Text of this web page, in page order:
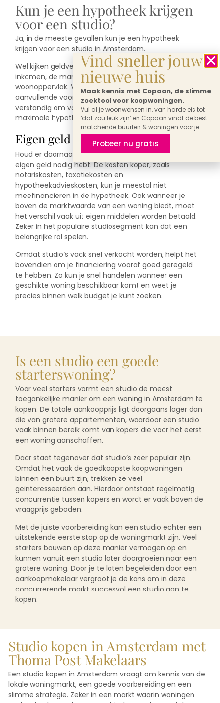
Kun je een hypotheek krijgen
voor een studio?
Ja, in de meeste gevallen kun je een hypotheek
krijgen voor een studio in Amsterdam.
Wel kijken geldverstrekkers onder andere naar je
inkomen, de marktwaarde van de woning en het
woonoppervlak. Voor kleinere woningen kunnen
aanvullende voorwaarden gelden. Daarom is het
verstandig om vooraf inzicht te krijgen in je
maximale hypotheek.
Eigen geld
Houd er daarnaast rekening mee dat je vrijwel altijd
eigen geld nodig hebt. De kosten koper, zoals
notariskosten, taxatiekosten en
hypotheekadvieskosten, kun je meestal niet
meefinancieren in de hypotheek. Ook wanneer je
boven de marktwaarde van een woning biedt, moet
het verschil vaak uit eigen middelen worden betaald.
Zeker in het populaire studiosegment kan dat een
belangrijke rol spelen.
Omdat studio’s vaak snel verkocht worden, helpt het
bovendien om je financiering vooraf goed geregeld
te hebben. Zo kun je snel handelen wanneer een
geschikte woning beschikbaar komt en weet je
precies binnen welk budget je kunt zoeken.
Is een studio een goede
starterswoning?
Voor veel starters vormt een studio de meest
toegankelijke manier om een woning in Amsterdam te
kopen. De totale aankoopprijs ligt doorgaans lager dan
die van grotere appartementen, waardoor een studio
vaak binnen bereik komt van kopers die voor het eerst
een woning aanschaffen.
Daar staat tegenover dat studio’s zeer populair zijn.
Omdat het vaak de goedkoopste koopwoningen
binnen een buurt zijn, trekken ze veel
geïnteresseerden aan. Hierdoor ontstaat regelmatig
concurrentie tussen kopers en wordt er vaak boven de
vraagprijs geboden.
Met de juiste voorbereiding kan een studio echter een
uitstekende eerste stap op de woningmarkt zijn. Veel
starters bouwen op deze manier vermogen op en
kunnen vanuit een studio later doorgroeien naar een
grotere woning. Door je te laten begeleiden door een
aankoopmakelaar vergroot je de kans om in deze
concurrerende markt succesvol een studio aan te
kopen.
Studio kopen in Amsterdam met
Thoma Post Makelaars
Een studio kopen in Amsterdam vraagt om kennis van de
lokale woningmarkt, een goede voorbereiding en een
slimme strategie. Zeker in een markt waarin woningen
Vind sneller jouw
nieuwe huis
Maak kennis met Copaan, de slimme
zoektool voor koopwoningen.
Vul al je woonwensen in, van harde eis tot
‘dat zou leuk zijn’ en Copaan vindt de best
matchende buurten & woningen voor je
Probeer nu gratis